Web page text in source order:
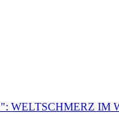
WELTSCHMERZ IM